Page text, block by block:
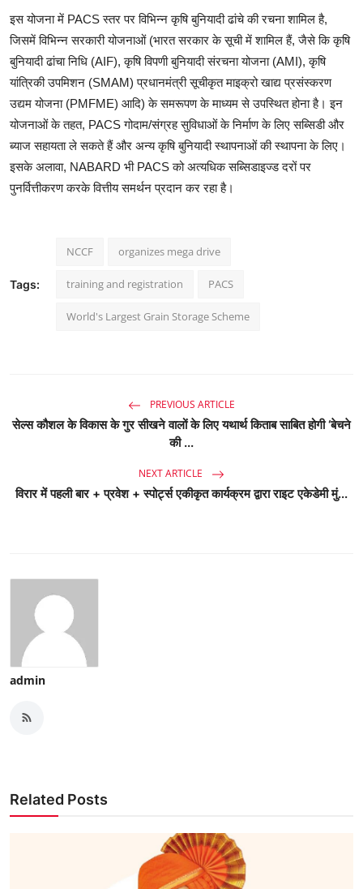
इस योजना में PACS स्तर पर विभिन्न कृषि बुनियादी ढांचे की रचना शामिल है,
जिसमें विभिन्न सरकारी योजनाओं (भारत सरकार के सूची में शामिल हैं, जैसे कि कृषि
बुनियादी ढांचा निधि (AIF), कृषि विपणी बुनियादी संरचना योजना (AMI), कृषि
यांत्रिकी उपमिशन (SMAM) प्रधानमंत्री सूचीकृत माइक्रो खाद्य प्रसंस्करण
उद्यम योजना (PMFME) आदि) के समरूपण के माध्यम से उपस्थित होना है। इन
योजनाओं के तहत, PACS गोदाम/संग्रह सुविधाओं के निर्माण के लिए सब्सिडी और
ब्याज सहायता ले सकते हैं और अन्य कृषि बुनियादी स्थापनाओं की स्थापना के लिए।
इसके अलावा, NABARD भी PACS को अत्यधिक सब्सिडाइज्ड दरों पर
पुनर्वित्तीकरण करके वित्तीय समर्थन प्रदान कर रहा है।
Tags:
NCCF organizes mega drive
training and registration PACS
World's Largest Grain Storage Scheme
PREVIOUS ARTICLE
सेल्स कौशल के विकास के गुर सीखने वालों के लिए यथार्थ किताब साबित होगी ‘बेचने
की ...
NEXT ARTICLE
विरार में पहली बार + प्रवेश + स्पोर्ट्स एकीकृत कार्यक्रम द्वारा राइट एकेडेमी मुं...
admin
Related Posts